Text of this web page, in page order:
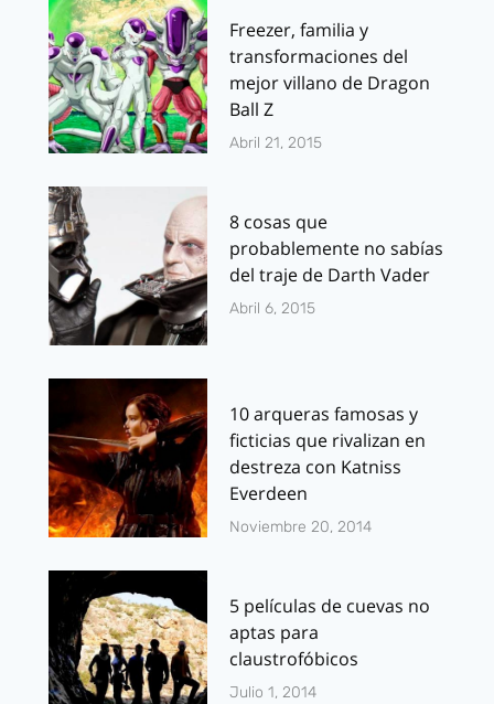
Freezer, familia y
transformaciones del
mejor villano de Dragon
Ball Z
Abril 21, 2015
8 cosas que
probablemente no sabías
del traje de Darth Vader
Abril 6, 2015
10 arqueras famosas y
ficticias que rivalizan en
destreza con Katniss
Everdeen
Noviembre 20, 2014
5 películas de cuevas no
aptas para
claustrofóbicos
Julio 1, 2014